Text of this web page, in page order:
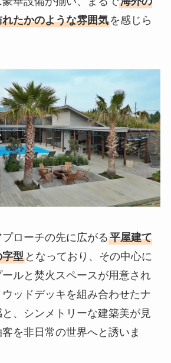
たかのような雰囲気を感じら
ローチの先に広がる平屋建て
字型となっており、その中心に
ルと焚火スペースが用意され
ッドデッキを組み合わせたナ
、シンメトリーな建築美が見
を非日常の世界へと誘いま